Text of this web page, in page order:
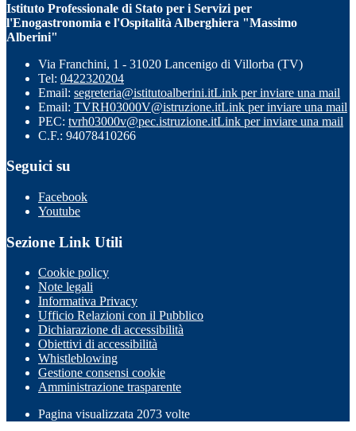
Istituto Professionale di Stato per i Servizi per
l'Enogastronomia e l'Ospitalità Alberghiera "Massimo
Alberini"
Via Franchini, 1 - 31020 Lancenigo di Villorba (TV)
Tel: 0422320204
Email: segreteria@istitutoalberini.itLink per inviare una mail
Email: TVRH03000V@istruzione.itLink per inviare una mail
PEC: tvrh03000v@pec.istruzione.itLink per inviare una mail
C.F.: 94078410266
Seguici su
Facebook
Youtube
Sezione Link Utili
Cookie policy
Note legali
Informativa Privacy
Ufficio Relazioni con il Pubblico
Dichiarazione di accessibilità
Obiettivi di accessibilità
Whistleblowing
Gestione consensi cookie
Amministrazione trasparente
Pagina visualizzata 2073 volte